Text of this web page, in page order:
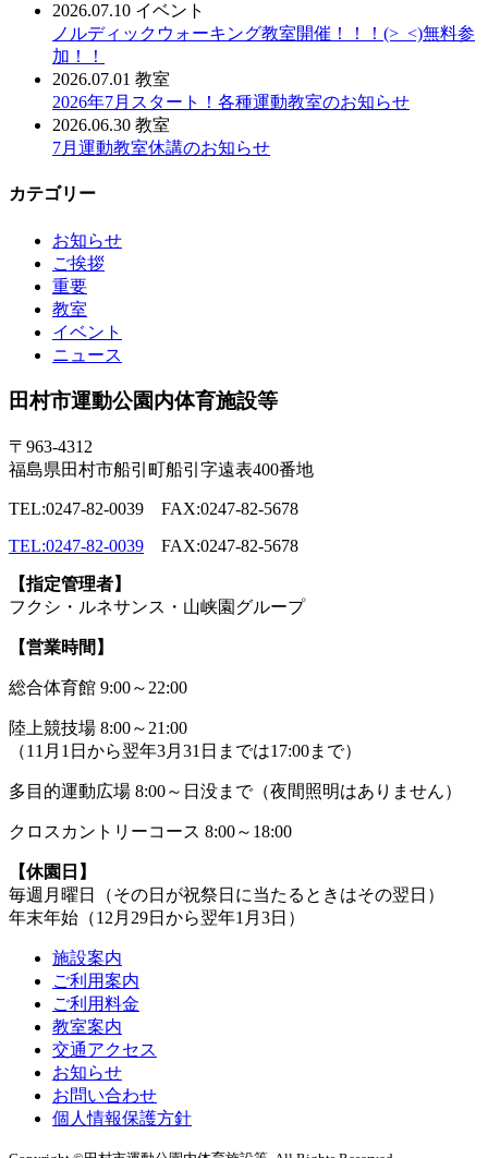
2026.07.10 イベント
ノルディックウォーキング教室開催！！！(>_<)無料参
加！！
2026.07.01 教室
2026年7月スタート！各種運動教室のお知らせ
2026.06.30 教室
7月運動教室休講のお知らせ
カテゴリー
お知らせ
ご挨拶
重要
教室
イベント
ニュース
田村市運動公園内体育施設等
〒963-4312
福島県田村市船引町船引字遠表400番地
TEL:0247-82-0039 FAX:0247-82-5678
TEL:0247-82-0039 FAX:0247-82-5678
【指定管理者】
フクシ・ルネサンス・山峡園グループ
【営業時間】
総合体育館 9:00～22:00
陸上競技場 8:00～21:00
（11月1日から翌年3月31日までは17:00まで）
多目的運動広場 8:00～日没まで（夜間照明はありません）
クロスカントリーコース 8:00～18:00
【休園日】
毎週月曜日（その日が祝祭日に当たるときはその翌日）
年末年始（12月29日から翌年1月3日）
施設案内
ご利用案内
ご利用料金
教室案内
交通アクセス
お知らせ
お問い合わせ
個人情報保護方針